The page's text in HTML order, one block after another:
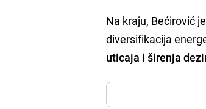
Na kraju, Bećirović
diversifikacija
uticaja i širenja